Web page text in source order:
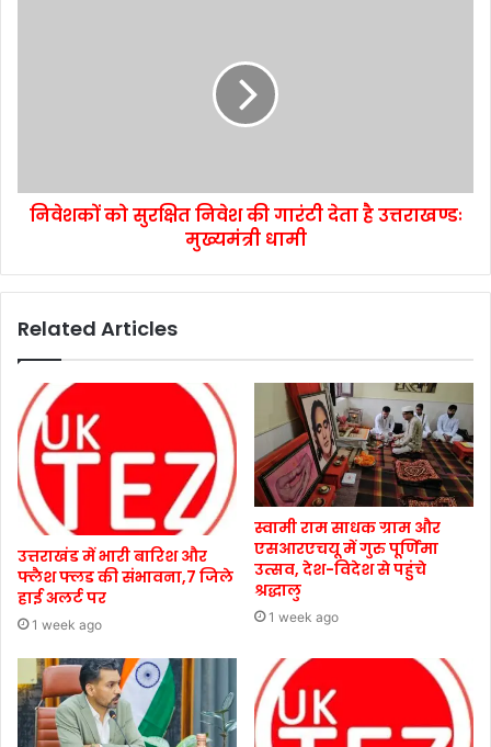
निवेशकों को सुरक्षित निवेश की गारंटी देता है उत्तराखण्डः
मुख्यमंत्री धामी
Related Articles
उत्तराखंड में भारी बारिश और
फ्लैश फ्लड की संभावना,7 जिले
हाई अलर्ट पर
1 week ago
स्वामी राम साधक ग्राम और
एसआरएचयू में गुरु पूर्णिमा
उत्सव, देश-विदेश से पहुंचे
श्रद्धालु
1 week ago